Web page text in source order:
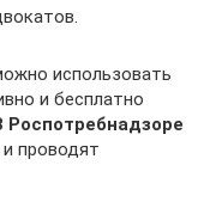
использовать
и бесплатно
Роспотребнадзоре
и проводят